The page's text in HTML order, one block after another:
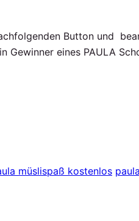
Button und
eines PAULA
müslispaß kostenlos